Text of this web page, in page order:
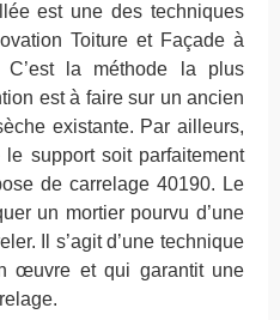
est une des techniques
Toiture et Façade à
C’est la méthode la plus
est à faire sur un ancien
existante. Par ailleurs,
support soit parfaitement
de carrelage 40190. Le
un mortier pourvu d’une
Il s’agit d’une technique
œuvre et qui garantit une